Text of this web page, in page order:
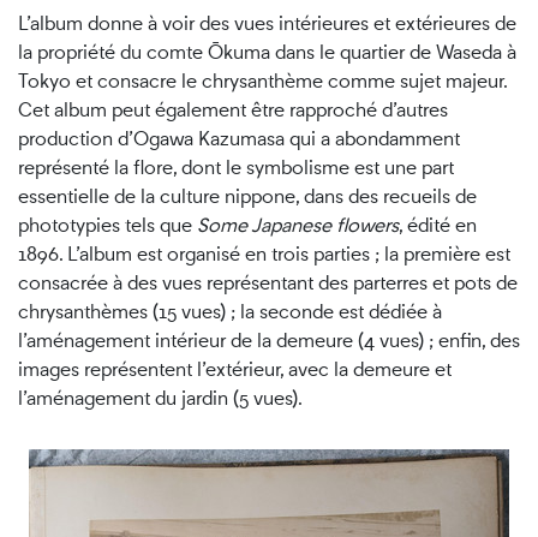
L’album donne à voir des vues intérieures et extérieures de
la propriété du comte Ōkuma dans le quartier de Waseda à
Tokyo et consacre le chrysanthème comme sujet majeur.
Cet album peut également être rapproché d’autres
production d’Ogawa Kazumasa qui a abondamment
représenté la flore, dont le symbolisme est une part
essentielle de la culture nippone, dans des recueils de
phototypies tels que Some Japanese flowers, édité en
1896. L’album est organisé en trois parties ; la première est
consacrée à des vues représentant des parterres et pots de
chrysanthèmes (15 vues) ; la seconde est dédiée à
l’aménagement intérieur de la demeure (4 vues) ; enfin, des
images représentent l’extérieur, avec la demeure et
l’aménagement du jardin (5 vues).